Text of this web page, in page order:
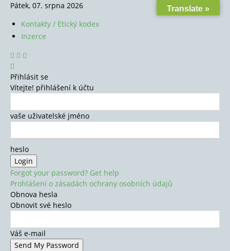
Pátek, 07. srpna 2026
Kontakty / Etický kodex
Inzerce
Přihlásit se
Vítejte! přihlášení k účtu
vaše uživatelské jméno
heslo
Forgot your password? Get help
Prohlášení o zásadách ochrany osobních údajů
Obnova hesla
Obnovit své heslo
Váš e-mail
Translate »